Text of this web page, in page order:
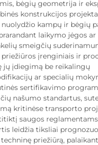
bėgių geometrija ir
konstrukcijos
kampų ir bėgių
laikymo jėgos
smeigčių
priežiūros įrenginiais ir
jų įdiegimą be reikalingų
ar specialių
sertifikavimo
našumo standartus,
kritinėse transporto
saugos
leidžia tiksliai
priežiūrą,